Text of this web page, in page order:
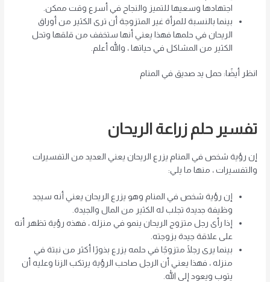
اجتهادها وسعيها للتميز والنجاح في أسرع وقت ممكن.
بينما بالنسبة للمرأة غير المتزوجة أن ترى الكثير من أوراق
الريحان في حلمها فهذا يعني أنها ستخفف من قلقها وتحل
الكثير من المشاكل في حياتها ، والله أعلم.
انظر أيضًا: حمل يد صديق في المنام
تفسير حلم زراعة الريحان
إن رؤية شخص في المنام يزرع الريحان يعني العديد من التفسيرات
والتفسيرات ، منها ما يلي:
إن رؤية شخص في المنام وهو يزرع الريحان يعني أنه سيجد
وظيفة جديدة تجلب له الكثير من المال والجيدة.
إذا رأى رجل متزوج الريحان ينمو في منزله ، فهذه رؤية تظهر أنه
على علاقة جيدة بزوجته.
بينما يرى رجلًا متزوجًا في حلمه يزرع بذورًا أكثر من نبتة في
منزله ، فهذا يعني أن الرجل صاحب الرؤية يرتكب الزنا وعليه أن
يتوب ويعود إلى الله.